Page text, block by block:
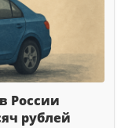
России
рублей